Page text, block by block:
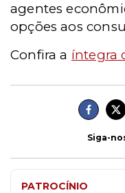
agentes
opções aos
Confira a íntegra
Siga-
PATROCÍNIO